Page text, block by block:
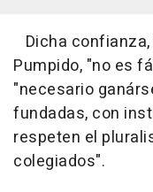
Dicha
Pumpido, "no es
"necesario
fundadas, con
respeten el
colegiados".